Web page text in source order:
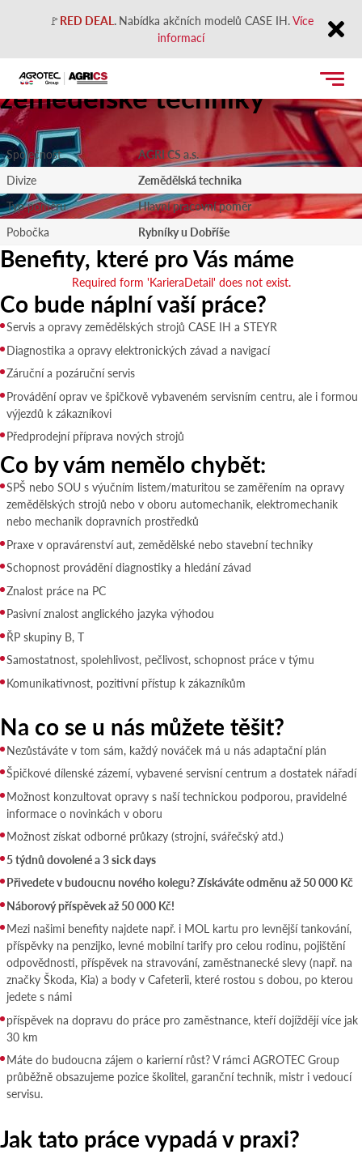
🚩RED DEAL. Nabídka akčních modelů CASE IH.Více
informací
Close
Mechanik - diagnostik
zemědělské techniky
Společnost
AGRI CS a.s.
Divize
Zemědělská technika
Typ poměru
Hlavní pracovní poměr
Pobočka
Rybníky u Dobříše
Benefity, které pro Vás máme
Required form 'KarieraDetail' does not exist.
Co bude náplní vaší práce?
Servis a opravy zemědělských strojů CASE IH a STEYR
Diagnostika a opravy elektronických závad a navigací
Záruční a pozáruční servis
Provádění oprav ve špičkově vybaveném servisním centru, ale i formou
výjezdů k zákazníkovi
Předprodejní příprava nových strojů
Co by vám nemělo chybět:
SPŠ nebo SOU s výučním listem/maturitou se zaměřením na opravy
zemědělských strojů nebo v oboru automechanik, elektromechanik
nebo mechanik dopravních prostředků
Praxe v opravárenství aut, zemědělské nebo stavební techniky
Schopnost provádění diagnostiky a hledání závad
Znalost práce na PC
Pasivní znalost anglického jazyka výhodou
ŘP skupiny B, T
Samostatnost, spolehlivost, pečlivost, schopnost práce v týmu
Komunikativnost, pozitivní přístup k zákazníkům
Na co se u nás můžete těšit?
Nezůstáváte v tom sám, každý nováček má u nás adaptační plán
Špičkové dílenské zázemí, vybavené servisní centrum a dostatek nářadí
Možnost konzultovat opravy s naší technickou podporou, pravidelné
informace o novinkách v oboru
Možnost získat odborné průkazy (strojní, svářečský atd.)
5 týdnů dovolené a 3 sick days
Přivedete v budoucnu nového kolegu? Získáváte odměnu až 50 000 Kč
Náborový příspěvek až 50 000 Kč!
Mezi našimi benefity najdete např. i MOL kartu pro levnější tankování,
příspěvky na penzijko, levné mobilní tarify pro celou rodinu, pojištění
odpovědnosti, příspěvek na stravování, zaměstnanecké slevy (např. na
značky Škoda, Kia) a body v Cafeterii, které rostou s dobou, po kterou
jedete s námi
příspěvek na dopravu do práce pro zaměstnance, kteří dojíždějí více jak
30 km
Máte do budoucna zájem o karierní růst? V rámci AGROTEC Group
průběžně obsazujeme pozice školitel, garanční technik, mistr i vedoucí
servisu.
Jak tato práce vypadá v praxi?